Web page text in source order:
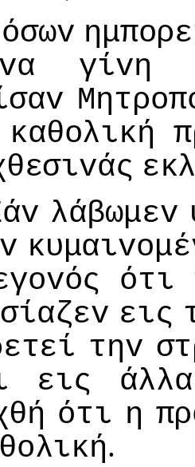
όσωv
vα
γίvη
καθoλική
λάβωμεv
ότι
εις
τηv
εις
ότι η
.